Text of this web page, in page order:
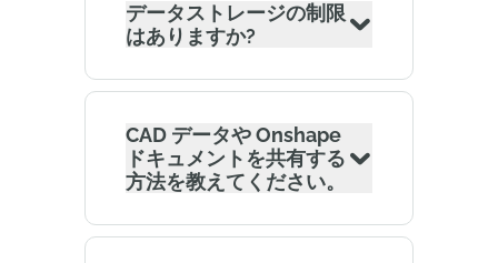
データストレージの制限
はありますか?
CAD データや Onshape
ドキュメントを共有する
方法を教えてください。